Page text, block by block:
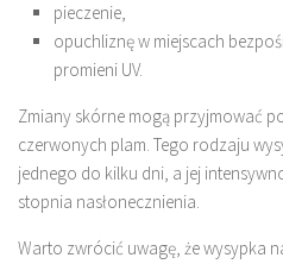
pieczenie,
opuchliznę w miejscach
promieni UV.
Zmiany skórne mogą przyjmować
czerwonych plam. Tego rodzaju
jednego do kilku dni, a jej
stopnia nasłonecznienia.
Warto zwrócić uwagę, że wysypka